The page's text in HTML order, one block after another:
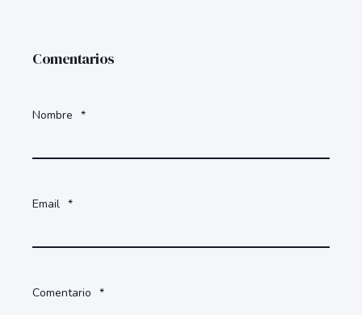
Comentarios
Nombre *
Email *
Comentario *